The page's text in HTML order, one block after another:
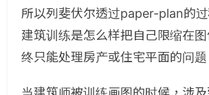
所以列斐伏尔透过paper-plan的过
建筑训练是怎么样把自己限缩在
终只能处理房产或住宅平面的问题